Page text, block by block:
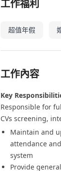
工作福利
超值年假
工作內容
Key
Responsible for
CVs screening,
Maintain and
attendance
system
Provide